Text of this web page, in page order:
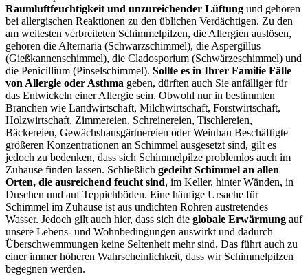
Raumluftfeuchtigkeit und unzureichender Lüftung und gehören
bei allergischen Reaktionen zu den üblichen Verdächtigen. Zu den
am weitesten verbreiteten Schimmelpilzen, die Allergien auslösen,
gehören die Alternaria (Schwarzschimmel), die Aspergillus
(Gießkannenschimmel), die Cladosporium (Schwärzeschimmel) und
die Penicillium (Pinselschimmel). Sollte es in Ihrer Familie Fälle
von Allergie oder Asthma geben, dürften auch Sie anfälliger für
das Entwickeln einer Allergie sein. Obwohl nur in bestimmten
Branchen wie Landwirtschaft, Milchwirtschaft, Forstwirtschaft,
Holzwirtschaft, Zimmereien, Schreinereien, Tischlereien,
Bäckereien, Gewächshausgärtnereien oder Weinbau Beschäftigte
größeren Konzentrationen an Schimmel ausgesetzt sind, gilt es
jedoch zu bedenken, dass sich Schimmelpilze problemlos auch im
Zuhause finden lassen. Schließlich gedeiht Schimmel an allen
Orten, die ausreichend feucht sind, im Keller, hinter Wänden, in
Duschen und auf Teppichböden. Eine häufige Ursache für
Schimmel im Zuhause ist aus undichten Rohren austretendes
Wasser. Jedoch gilt auch hier, dass sich die globale Erwärmung auf
unsere Lebens- und Wohnbedingungen auswirkt und dadurch
Überschwemmungen keine Seltenheit mehr sind. Das führt auch zu
einer immer höheren Wahrscheinlichkeit, dass wir Schimmelpilzen
begegnen werden.